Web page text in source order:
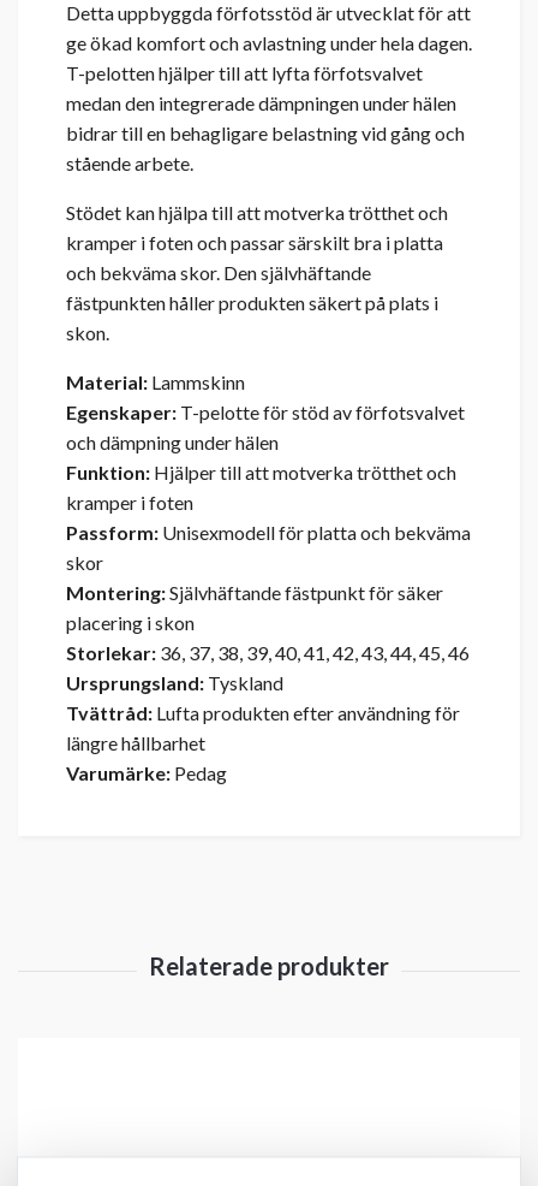
Detta uppbyggda förfotsstöd är utvecklat för att
ge ökad komfort och avlastning under hela dagen.
T-pelotten hjälper till att lyfta förfotsvalvet
medan den integrerade dämpningen under hälen
bidrar till en behagligare belastning vid gång och
stående arbete.
Stödet kan hjälpa till att motverka trötthet och
kramper i foten och passar särskilt bra i platta
och bekväma skor. Den självhäftande
fästpunkten håller produkten säkert på plats i
skon.
Material: Lammskinn
Egenskaper: T-pelotte för stöd av förfotsvalvet
och dämpning under hälen
Funktion: Hjälper till att motverka trötthet och
kramper i foten
Passform: Unisexmodell för platta och bekväma
skor
Montering:Självhäftande fästpunkt för säker
placering i skon
Storlekar: 36, 37, 38, 39, 40, 41, 42, 43, 44, 45, 46
Ursprungsland: Tyskland
Tvättråd: Lufta produkten efter användning för
längre hållbarhet
Varumärke: Pedag